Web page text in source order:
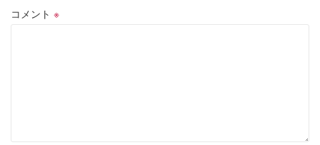
コメント ※